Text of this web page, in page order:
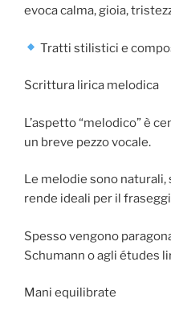
evoca calma, gioia,
Tratti stilistici e
Scrittura lirica melodica
L’aspetto “melodico” è
un breve pezzo vocale.
Le melodie sono naturali,
rende ideali per il
Spesso vengono
Schumann o agli études
Mani equilibrate